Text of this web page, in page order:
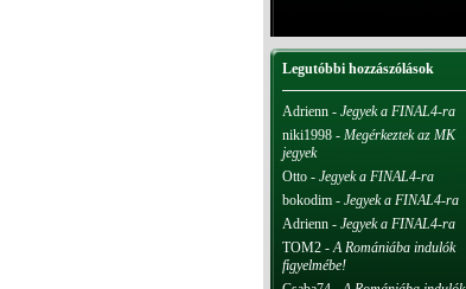
Legutóbbi hozzászólások
Adrienn - Jegyek a FINAL4-ra
niki1998 - Megérkeztek az MK
jegyek
Otto - Jegyek a FINAL4-ra
bokodim - Jegyek a FINAL4-ra
Adrienn - Jegyek a FINAL4-ra
TOM2 -A Romániába indulók
figyelmébe!